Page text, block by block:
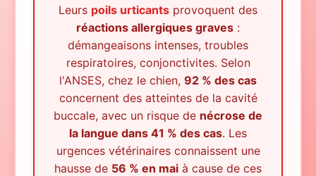
Leurs poils urticants provoquent des
réactions allergiques graves :
démangeaisons intenses, troubles
respiratoires, conjonctivites. Selon
l'ANSES, chez le chien, 92 % des cas
concernent des atteintes de la cavité
buccale, avec un risque de nécrose de
la langue dans 41 % des cas. Les
urgences vétérinaires connaissent une
hausse de 56 % en mai à cause de ces